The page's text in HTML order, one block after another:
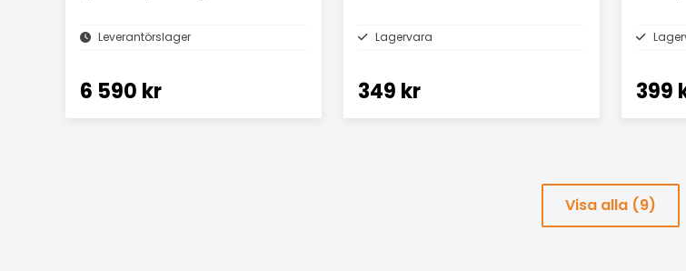
Leverantörslager
6 590 kr
Lagervara
349 kr 399
Visa alla (9)